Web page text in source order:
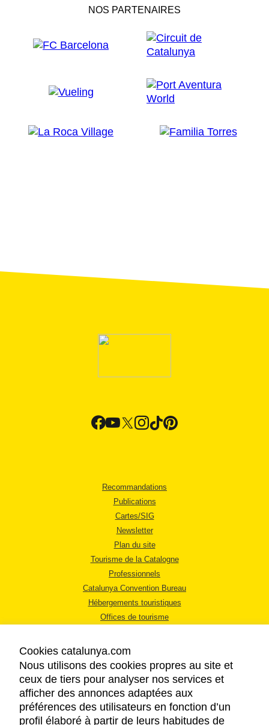
NOS PARTENAIRES
Recommandations
Publications
Cartes/SIG
Newsletter
Plan du site
Tourisme de la Catalogne
Professionnels
Catalunya Convention Bureau
Hébergements touristiques
Offices de tourisme
MENTIONS LÉGALES
RÈGLES DE CONFIDENTIALITÉ
Cookies catalunya.com
Nous utilisons des cookies propres au site et
ceux de tiers pour analyser nos services et
afficher des annonces adaptées aux
préférences des utilisateurs en fonction d’un
profil élaboré à partir de leurs habitudes de